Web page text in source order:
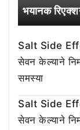
भयानक
Salt Side
सेवन केल्याने
समस्या
Salt Side
सेवन केल्याने